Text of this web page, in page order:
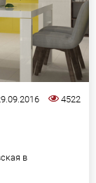
4522
в